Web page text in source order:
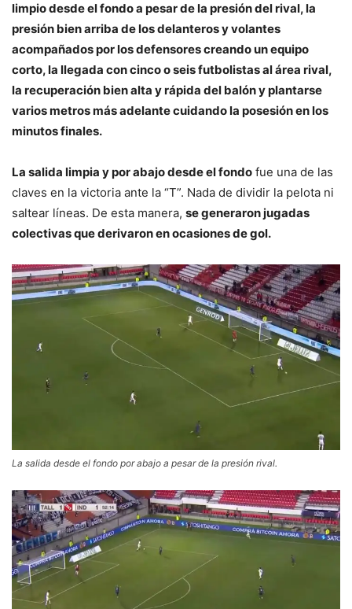
limpio desde el fondo a pesar de la presión del rival, la
presión bien arriba de los delanteros y volantes
acompañados por los defensores creando un equipo
corto, la llegada con cinco o seis futbolistas al área rival,
la recuperación bien alta y rápida del balón y plantarse
varios metros más adelante cuidando la posesión en los
minutos finales.
La salida limpia y por abajo desde el fondo fue una de las
claves en la victoria ante la “T”. Nada de dividir la pelota ni
saltear líneas. De esta manera, se generaron jugadas
colectivas que derivaron en ocasiones de gol.
La salida desde el fondo por abajo a pesar de la presión rival.